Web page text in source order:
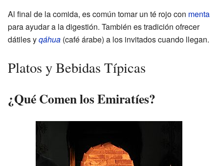
Al final de la comida, es común tomar un té rojo con menta
para ayudar a la digestión. También es tradición ofrecer
dátiles yqáhua (café árabe) a los invitados cuando llegan.
Platos y Bebidas Típicas
¿Qué Comen los Emiratíes?